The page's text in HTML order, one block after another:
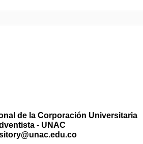
de la Corporación Universitaria
- UNAC